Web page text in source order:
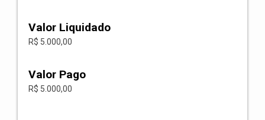
Valor Liquidado
R$ 5.000,00
Valor Pago
R$ 5.000,00